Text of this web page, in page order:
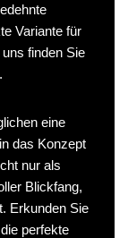
Variante für
finden Sie
eine
das Konzept
nur als
Blickfang,
Erkunden Sie
perfekte